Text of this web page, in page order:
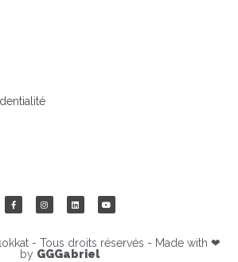
- Tous droits réservés - Made with ❤
by GGGabriel